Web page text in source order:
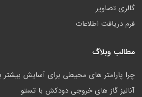
گالری تصاویر
فرم دریافت اطلاعات
مطالب وبلاگ
چرا پارامتر های محیطی برای آسایش بیشتر
آنالیز گاز های خروجی دودکش با تستو